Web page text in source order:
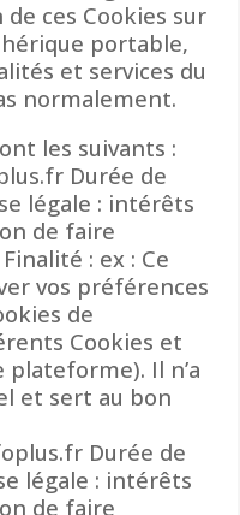
ces Cookies sur
portable,
et services du
normalement.
les suivants :
Durée de
légale : intérêts
de faire
: ex : Ce
vos préférences
de
Cookies et
Il n’a
et sert au bon
Durée de
légale : intérêts
de faire